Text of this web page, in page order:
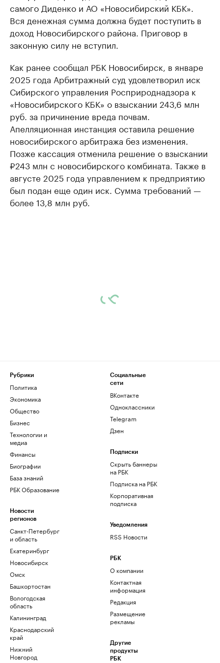
самого Диденко и АО «Новосибирский КБК».
Вся денежная сумма должна будет поступить в
доход Новосибирского района. Приговор в
законную силу не вступил.
Как ранее сообщал РБК Новосибирск, в январе
2025 года Арбитражный суд удовлетворил иск
Сибирского управления Росприроднадзора к
«Новосибирского КБК» о взыскании 243,6 млн
руб. за причинение вреда почвам.
Апелляционная инстанция оставила решение
новосибирского арбитража без изменения.
Позже кассация отменила решение о взыскании
₽243 млн с новосибирского комбината. Также в
августе 2025 года управлением к предприятию
был подан еще один иск. Сумма требований —
более 13,8 млн руб.
Рубрики
Политика
Экономика
Общество
Бизнес
Технологии и
медиа
Финансы
Биографии
База знаний
РБК Образование
Новости
регионов
Санкт-Петербург
и область
Екатеринбург
Новосибирск
Омск
Башкортостан
Вологодская
область
Калининград
Краснодарский
край
Нижний
Новгород
Социальные
сети
ВКонтакте
Одноклассники
Telegram
Дзен
Подписки
Скрыть баннеры
на РБК
Подписка на РБК
Корпоративная
подписка
Уведомления
RSS Новости
РБК
О компании
Контактная
информация
Редакция
Размещение
рекламы
Другие
продукты
РБК